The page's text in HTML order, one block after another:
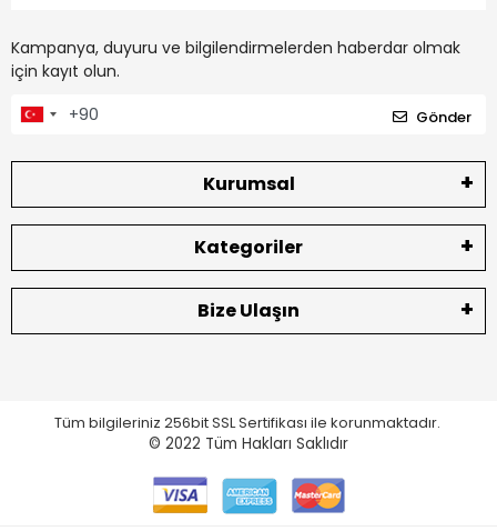
Kampanya, duyuru ve bilgilendirmelerden haberdar olmak
için kayıt olun.
Gönder
Kurumsal
Kategoriler
Bize Ulaşın
Tüm bilgileriniz 256bit SSL Sertifikası ile korunmaktadır.
© 2022 Tüm Hakları Saklıdır